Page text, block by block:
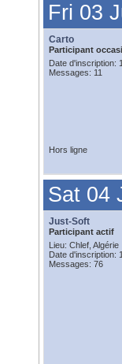
Fri 03
Carto
Participant
Date d'inscription:
Messages: 11
Hors ligne
Sat 04
Just-Soft
Participant actif
Lieu: Chlef, Algérie
Date d'inscription:
Messages: 76